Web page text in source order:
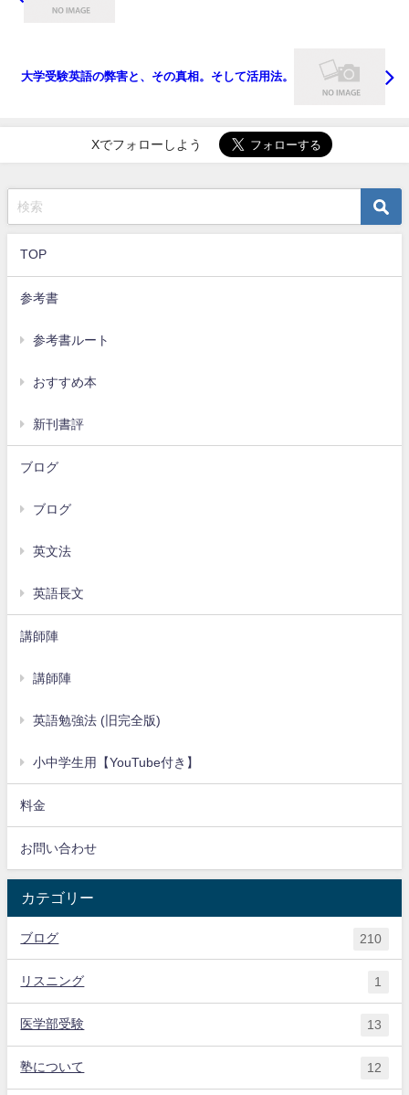
大学受験英語の弊害と、その真相。そして活用法。
Xでフォローしよう
TOP
参考書
参考書ルート
おすすめ本
新刊書評
ブログ
ブログ
英文法
英語長文
講師陣
講師陣
英語勉強法 (旧完全版)
小中学生用【YouTube付き】
料金
お問い合わせ
カテゴリー
ブログ 210
リスニング 1
医学部受験 13
塾について 12